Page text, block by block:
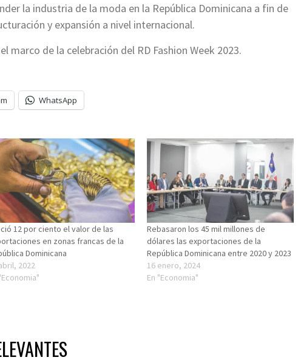
la industria de la moda en la República Dominicana a fin de
y expansión a nivel internacional.
marco de la celebración del RD Fashion Week 2023.
WhatsApp
12 por ciento el valor de las
en zonas francas de la
Dominicana
2022
Rebasaron los 45 mil millones de
dólares las exportaciones de la
República Dominicana entre 2020 y 2023
16 enero, 2024
En "Economia"